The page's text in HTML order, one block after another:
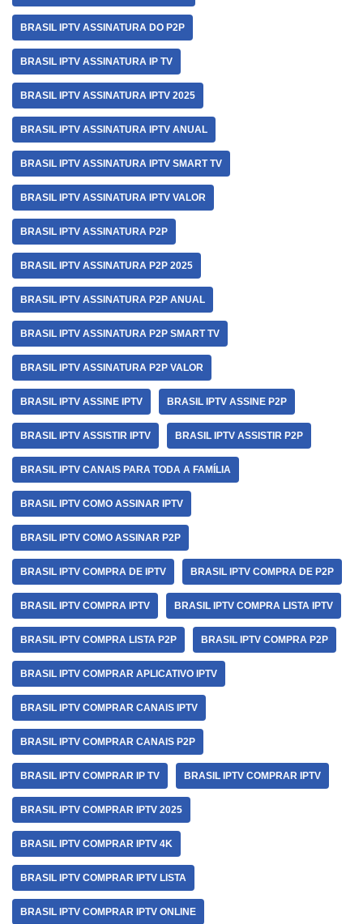
BRASIL IPTV ASSINATURA DO P2P
BRASIL IPTV ASSINATURA IP TV
BRASIL IPTV ASSINATURA IPTV 2025
BRASIL IPTV ASSINATURA IPTV ANUAL
BRASIL IPTV ASSINATURA IPTV SMART TV
BRASIL IPTV ASSINATURA IPTV VALOR
BRASIL IPTV ASSINATURA P2P
BRASIL IPTV ASSINATURA P2P 2025
BRASIL IPTV ASSINATURA P2P ANUAL
BRASIL IPTV ASSINATURA P2P SMART TV
BRASIL IPTV ASSINATURA P2P VALOR
BRASIL IPTV ASSINE IPTV BRASIL IPTV ASSINE P2P
BRASIL IPTV ASSISTIR IPTV BRASIL IPTV ASSISTIR P2P
BRASIL IPTV CANAIS PARA TODA A FAMÍLIA
BRASIL IPTV COMO ASSINAR IPTV
BRASIL IPTV COMO ASSINAR P2P
BRASIL IPTV COMPRA DE IPTV BRASIL IPTV COMPRA DE P2P
BRASIL IPTV COMPRA IPTV BRASIL IPTV COMPRA LISTA IPTV
BRASIL IPTV COMPRA LISTA P2P BRASIL IPTV COMPRA P2P
BRASIL IPTV COMPRAR APLICATIVO IPTV
BRASIL IPTV COMPRAR CANAIS IPTV
BRASIL IPTV COMPRAR CANAIS P2P
BRASIL IPTV COMPRAR IP TV BRASIL IPTV COMPRAR IPTV
BRASIL IPTV COMPRAR IPTV 2025
BRASIL IPTV COMPRAR IPTV 4K
BRASIL IPTV COMPRAR IPTV LISTA
BRASIL IPTV COMPRAR IPTV ONLINE